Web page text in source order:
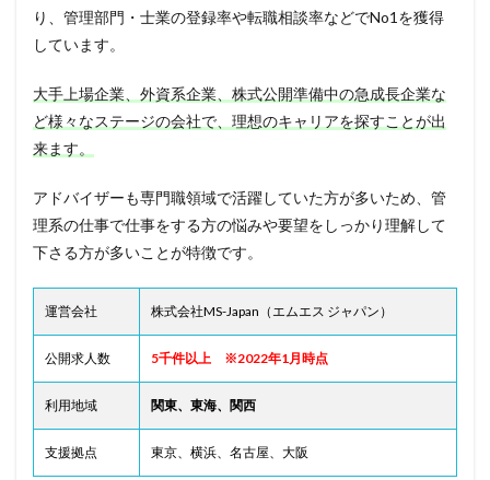
り、管理部門・士業の登録率や転職相談率などでNo1を獲得
しています。
大手上場企業、外資系企業、株式公開準備中の急成長企業な
ど様々なステージの会社で、理想のキャリアを探すことが出
来ます。
アドバイザーも専門職領域で活躍していた方が多いため、管
理系の仕事で仕事をする方の悩みや要望をしっかり理解して
下さる方が多いことが特徴です。
運営会社 株式会社MS-Japan（エムエス ジャパン）
公開求人数 5千件以上 ※2022年1月時点
利用地域 関東、東海、関西
支援拠点 東京、横浜、名古屋、大阪